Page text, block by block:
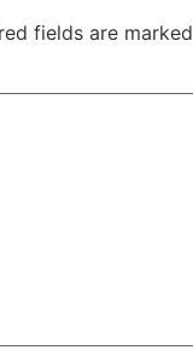
fields are marked